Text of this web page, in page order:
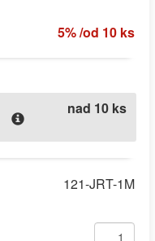
5% /od 10 ks
nad 10 ks
121-JRT-1M